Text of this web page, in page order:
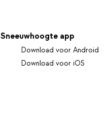
Sneeuwhoogte app
Download voor Android
Download voor iOS